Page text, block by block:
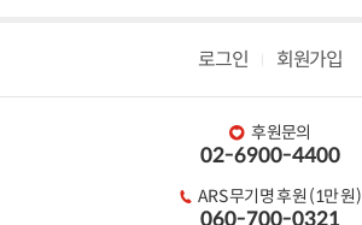
로그인 회원가입
후원문의
02-6900-4400
ARS 무기명 후원 (1만 원)
060-700-0321